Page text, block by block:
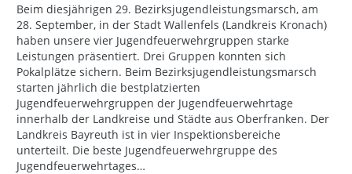
Beim diesjährigen 29. Bezirksjugendleistungsmarsch, am
28. September, in der Stadt Wallenfels (Landkreis Kronach)
haben unsere vier Jugendfeuerwehrgruppen starke
Leistungen präsentiert. Drei Gruppen konnten sich
Pokalplätze sichern. Beim Bezirksjugendleistungsmarsch
starten jährlich die bestplatzierten
Jugendfeuerwehrgruppen der Jugendfeuerwehrtage
innerhalb der Landkreise und Städte aus Oberfranken. Der
Landkreis Bayreuth ist in vier Inspektionsbereiche
unterteilt. Die beste Jugendfeuerwehrgruppe des
Jugendfeuerwehrtages…